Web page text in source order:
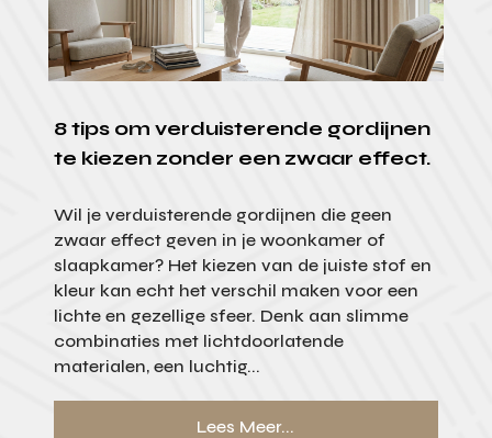
8 tips om verduisterende gordijnen
te kiezen zonder een zwaar effect.
Wil je verduisterende gordijnen die geen
zwaar effect geven in je woonkamer of
slaapkamer? Het kiezen van de juiste stof en
kleur kan echt het verschil maken voor een
lichte en gezellige sfeer. Denk aan slimme
combinaties met lichtdoorlatende
materialen, een luchtig...
Lees Meer...